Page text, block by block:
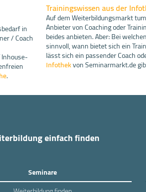
in
/ Coach
.
Trainingswissen aus der
Auf dem Weiterbildungsmarkt
Anbieter von Coaching oder
beides anbieten. Aber: Bei
sinnvoll, wann bietet sich ein
lässt sich ein passender Coach
Infothekvon Seminarmarkt.de
einfach finden
Seminare